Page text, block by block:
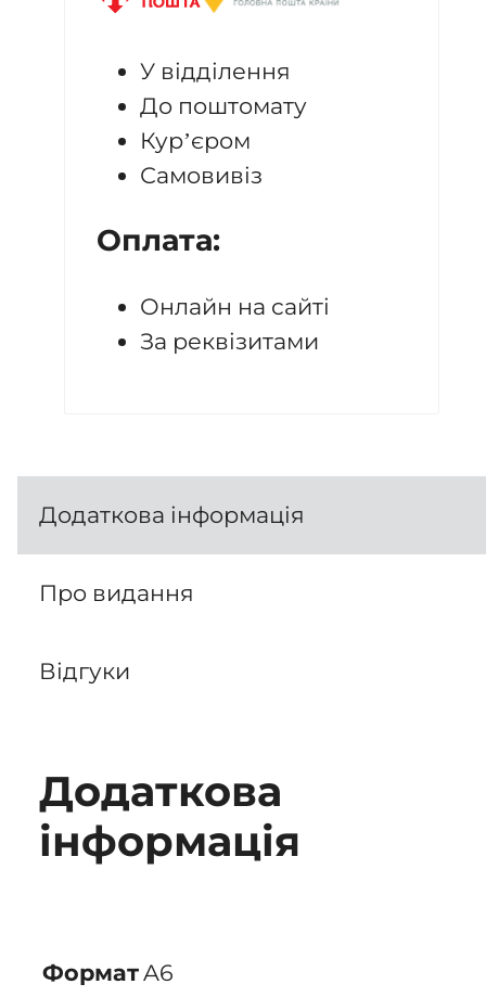
У відділення
До поштомату
Кур’єром
Самовивіз
Оплата:
Онлайн на сайті
За реквізитами
Додаткова інформація
Про видання
Відгуки
Додаткова
інформація
ФорматA6